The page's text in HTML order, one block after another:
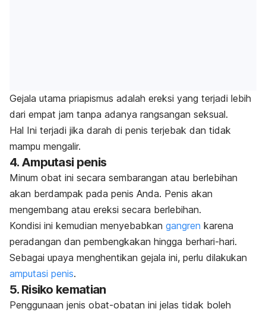
Gejala utama priapismus adalah ereksi yang terjadi lebih
dari empat jam tanpa adanya rangsangan seksual.
Hal Ini terjadi jika darah di penis terjebak dan tidak
mampu mengalir.
4. Amputasi penis
Minum obat ini secara sembarangan atau berlebihan
akan berdampak pada penis Anda. Penis akan
mengembang atau ereksi secara berlebihan.
Kondisi ini kemudian menyebabkan gangren karena
peradangan dan pembengkakan hingga berhari-hari.
Sebagai upaya menghentikan gejala ini, perlu dilakukan
amputasi penis.
5. Risiko kematian
Penggunaan jenis obat-obatan ini jelas tidak boleh